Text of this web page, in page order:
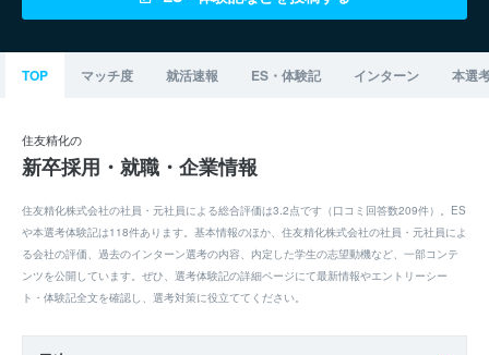
TOP マッチ度 就活速報 ES・体験記 インターン 本選
住友精化の
新卒採用・就職・企業情報
住友精化株式会社の社員・元社員による総合評価は3.2点です（口コミ回答数209件）。ES
や本選考体験記は118件あります。基本情報のほか、住友精化株式会社の社員・元社員によ
る会社の評価、過去のインターン選考の内容、内定した学生の志望動機など、一部コンテ
ンツを公開しています。ぜひ、選考体験記の詳細ページにて最新情報やエントリーシー
ト・体験記全文を確認し、選考対策に役立ててください。